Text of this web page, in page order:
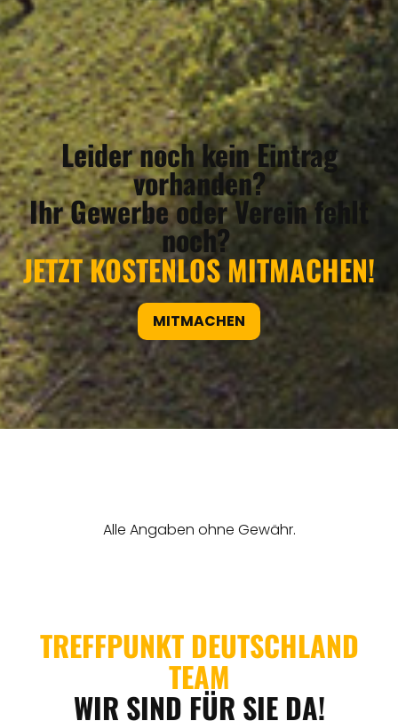
Leider noch kein Eintrag
vorhanden?
Ihr Gewerbe oder Verein fehlt
noch?
JETZT KOSTENLOS MITMACHEN!
MITMACHEN